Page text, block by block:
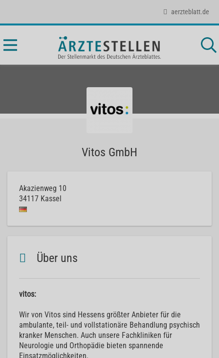
aerzteblatt.de
Vitos GmbH
Akazienweg 10
34117 Kassel
Über uns
vitos:
Wir von Vitos sind Hessens größter Anbieter für die
ambulante, teil- und vollstationäre Behandlung psychisch
kranker Menschen. Auch unsere Fachkliniken für
Neurologie und Orthopädie bieten spannende
Einsatzmöglichkeiten.